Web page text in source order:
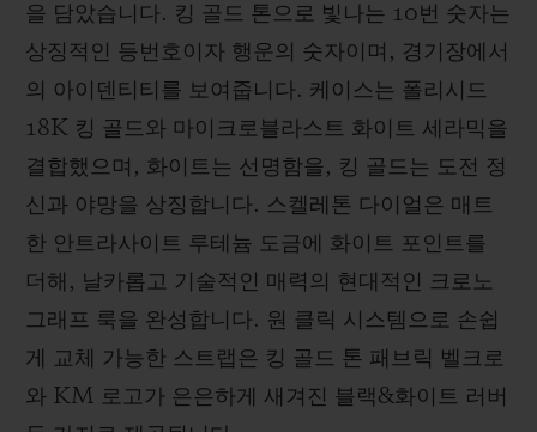
을 담았습니다. 킹 골드 톤으로 빛나는 10번 숫자는
상징적인 등번호이자 행운의 숫자이며, 경기장에서
의 아이덴티티를 보여줍니다. 케이스는 폴리시드
18K 킹 골드와 마이크로블라스트 화이트 세라믹을
결합했으며, 화이트는 선명함을, 킹 골드는 도전 정
신과 야망을 상징합니다. 스켈레톤 다이얼은 매트
한 안트라사이트 루테늄 도금에 화이트 포인트를
더해, 날카롭고 기술적인 매력의 현대적인 크로노
그래프 룩을 완성합니다. 원 클릭 시스템으로 손쉽
게 교체 가능한 스트랩은 킹 골드 톤 패브릭 벨크로
와 KM 로고가 은은하게 새겨진 블랙&화이트 러버